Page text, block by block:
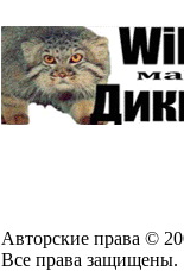
Авторские права ©
Все права защищены.